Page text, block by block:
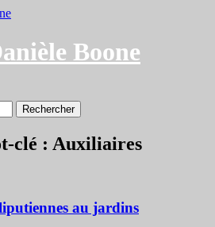
Boone
clé : Auxiliaires
au jardins